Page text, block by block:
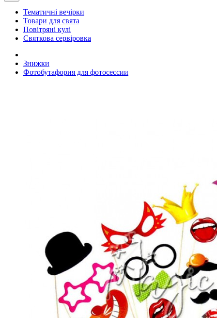
Тематичні вечірки
Товари для свята
Повітряні кулі
Святкова сервіровка
Знижки
Фотобутафория для фотосессии